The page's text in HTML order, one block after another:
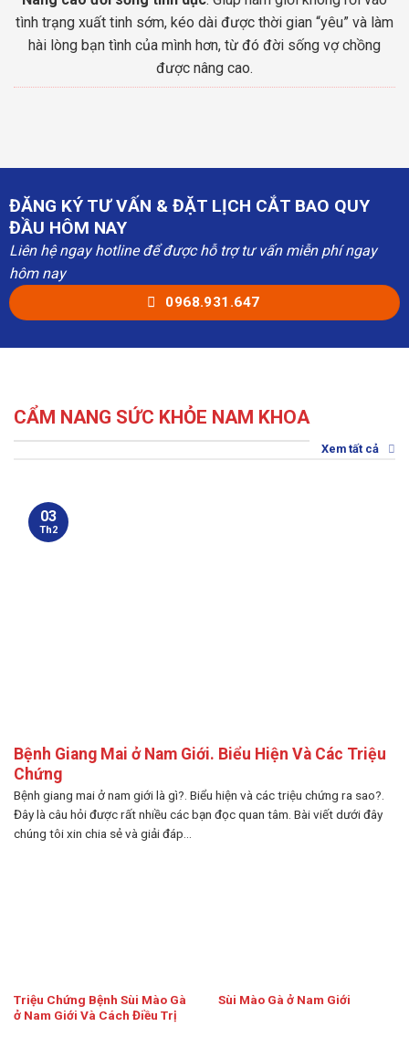
tình trạng xuất tinh sớm, kéo dài được thời gian “yêu” và làm
hài lòng bạn tình của mình hơn, từ đó đời sống vợ chồng
được nâng cao.
ĐĂNG KÝ TƯ VẤN & ĐẶT LỊCH CẮT BAO QUY
ĐẦU HÔM NAY
Liên hệ ngay hotline để được hỗ trợ tư vấn miễn phí ngay
hôm nay
0968.931.647
CẨM NANG SỨC KHỎE NAM KHOA
Xem tất cả
Bệnh Giang Mai ở Nam Giới. Biểu Hiện Và Các Triệu
Chứng
Bệnh giang mai ở nam giới là gì?. Biểu hiện và các triệu chứng ra sao?.
Đây là câu hỏi được rất nhiều các bạn đọc quan tâm. Bài viết dưới đây
chúng tôi xin chia sẻ và giải đáp...
03
Th2
Triệu Chứng Bệnh Sùi Mào Gà
ở Nam Giới Và Cách Điều Trị
Sùi Mào Gà ở Nam Giới